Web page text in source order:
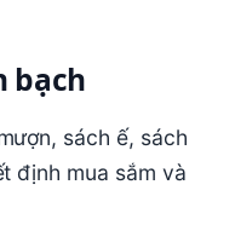
bạch
sách ế, sách
định mua sắm và